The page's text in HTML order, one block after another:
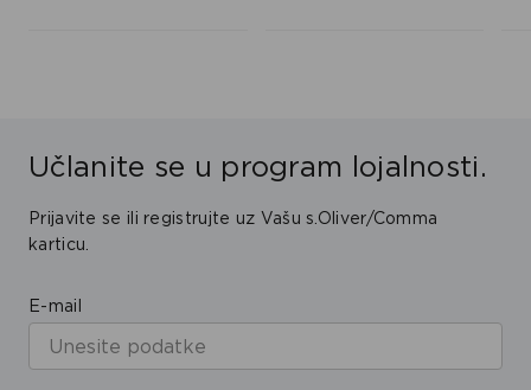
Učlanite se u program lojalnosti.
Prijavite se ili registrujte uz Vašu s.Oliver/Comma
karticu.
E-mail